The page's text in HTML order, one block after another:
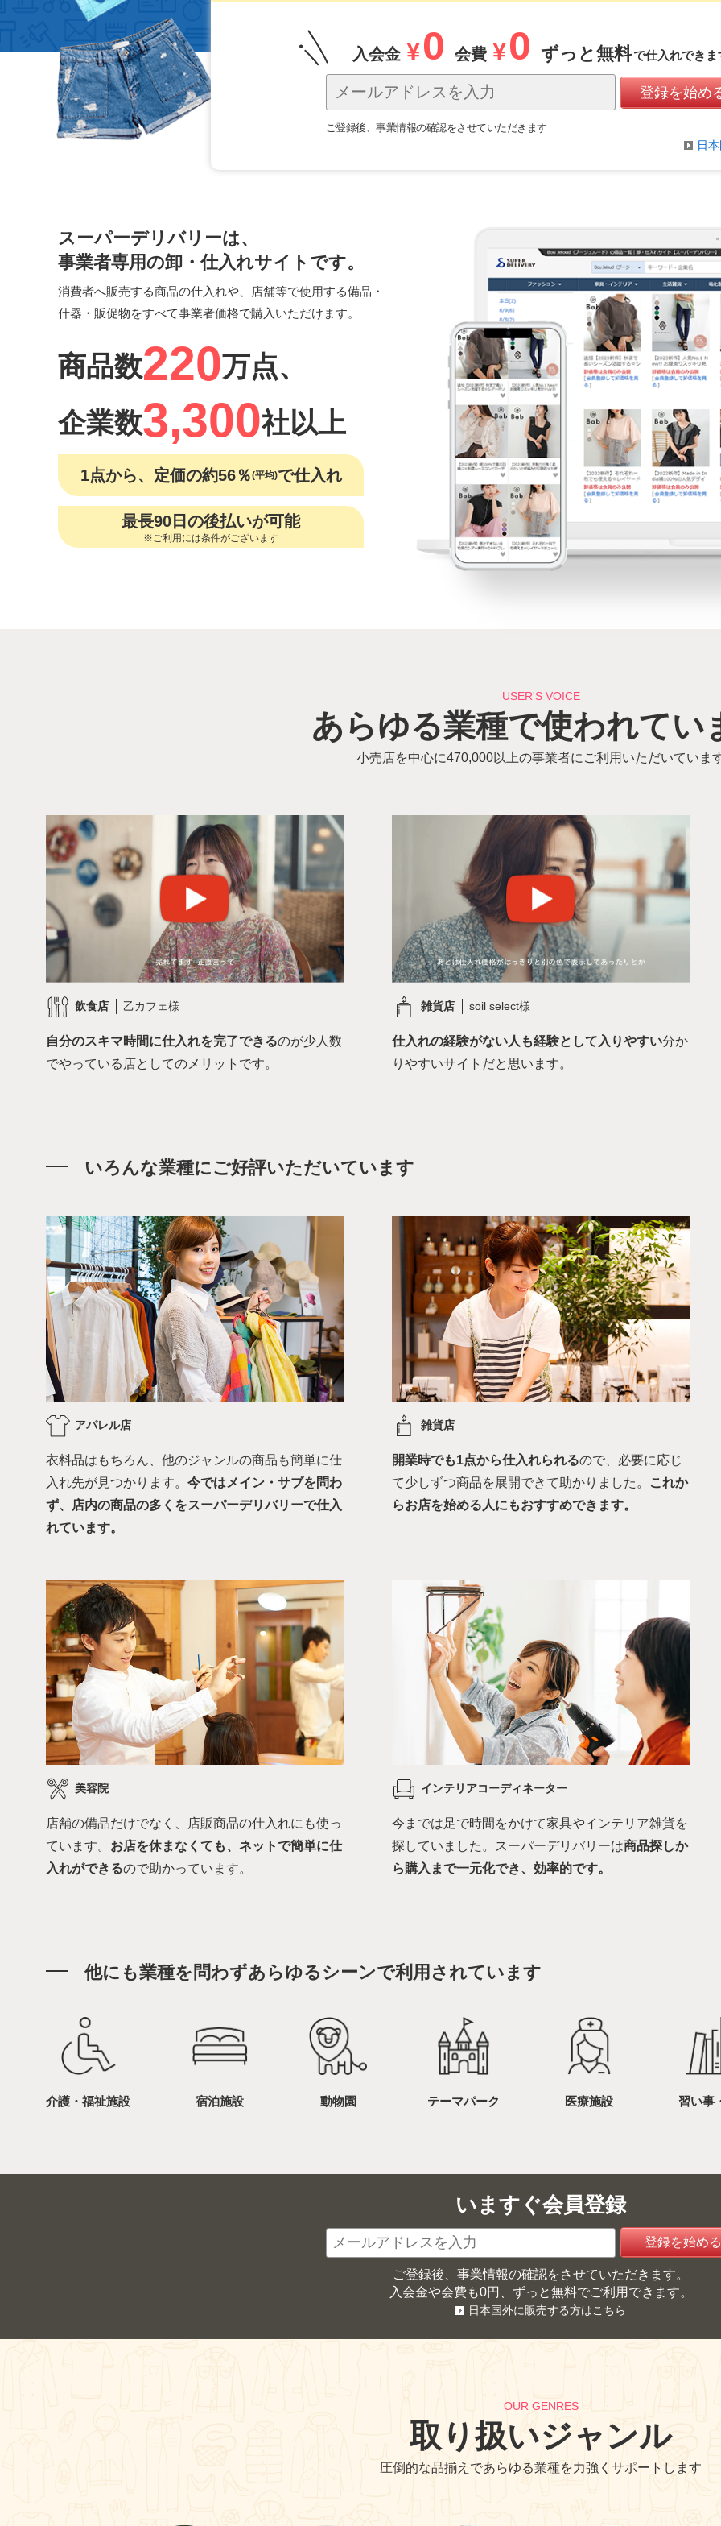
入会金 ¥0 会費 ¥0 ずっと無料で仕入れできま
ご登録後、事業情報の確認をさせていただきます
日
スーパーデリバリーは、
事業者専用の卸・仕入れサイトです。
消費者へ販売する商品の仕入れや、店舗等で使用する備品・
什器・販促物をすべて事業者価格で購入いただけます。
商品数220万点、
企業数3,300社以上
1点から、定価の約56％(平均)で仕入れ
最長90日の後払いが可能
※ご利用には条件がございます
USER'S VOICE
あらゆる業種で使われてい
小売店を中心に470,000以上の事業者にご利用いただいていま
飲食店 乙カフェ様
自分のスキマ時間に仕入れを完了できるのが少人数
でやっている店としてのメリットです。
雑貨店 soil select様
仕入れの経験がない人も経験として入りやすい分か
りやすいサイトだと思います。
いろんな業種にご好評いただいています
アパレル店
衣料品はもちろん、他のジャンルの商品も簡単に仕
入れ先が見つかります。 今ではメイン・サブを問わ
ず、店内の商品の多くをスーパーデリバリーで仕入
れています。
雑貨店
開業時でも1点から仕入れられるので、必要に応じ
て少しずつ商品を展開できて助かりました。
これか
らお店を始める人にもおすすめできます。
美容院
店舗の備品だけでなく、店販商品の仕入れにも使っ
ています。 お店を休まなくても、ネットで簡単に仕
入れができるので助かっています。
インテリアコーディネーター
今までは足で時間をかけて家具やインテリア雑貨を
探していました。スーパーデリバリーは商品探しか
ら購入まで一元化でき、効率的です。
他にも業種を問わずあらゆるシーンで利用されています
介護・福祉施設 宿泊施設 動物園 テーマパーク 医療施設 習い事
いますぐ会員登録
ご登録後、事業情報の確認をさせていただきます。
入会金や会費も0円、ずっと無料でご利用できます。
日本国外に販売する方はこちら
OUR GENRES
取り扱いジャンル
圧倒的な品揃えであらゆる業種を力強くサポートします